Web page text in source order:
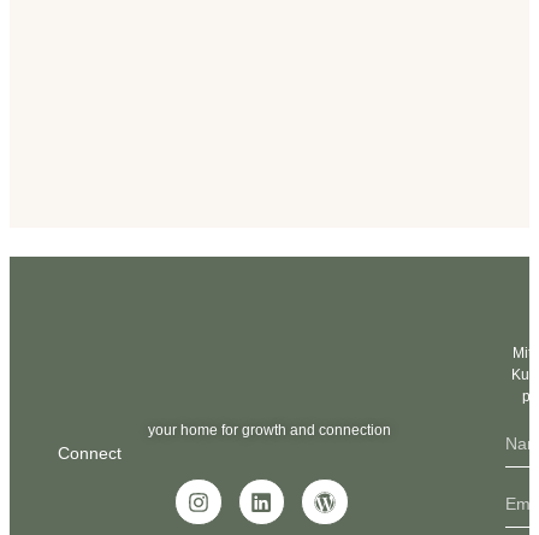
your home for growth and connection
Connect
Mit